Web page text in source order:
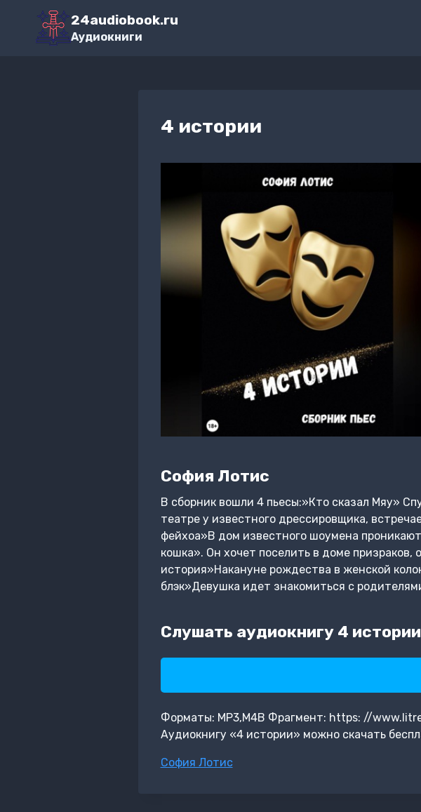
Перейти
содержимому
24audiobook.ru
Аудиокниги
4 истории
София Лотис
В сборник вошли 4 пьесы:»Кто сказал Мяу»
театре у известного дрессировщика,
фейхоа»В дом известного шоумена
кошка». Он хочет поселить в доме
история»Накануне рождества в женской
блэк»Девушка идет знакомиться с
Слушать аудиокнигу 4
Форматы: MP3,M4B Фрагмент: https: //
Аудиокнигу «4 истории» можно скачать
Метки
София Лотис